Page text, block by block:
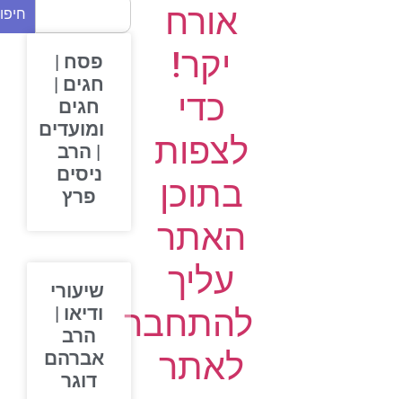
אורח
יקר!
כדי
לצפות
בתוכן
האתר
עליך
להתחבר
לאתר
חיפוש
פסח |
חגים |
חגים
ומועדים
| הרב
ניסים
פרץ
שיעורי
ודיאו |
הרב
אברהם
דוגר